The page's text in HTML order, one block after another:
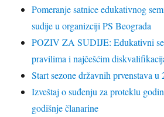
Pomeranje satnice edukativnog
sudije u organizciji PS Beograda
POZIV ZA SUDIJE: Edukativni
pravilima i najčešćim
Start sezone državnih prvenstava u
Izveštaj o suđenju za proteklu
godišnje članarine